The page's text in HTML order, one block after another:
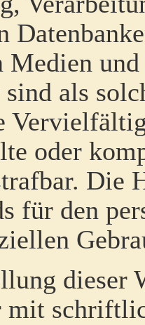
Medien
als
oder
Die
für den
dieser
mit